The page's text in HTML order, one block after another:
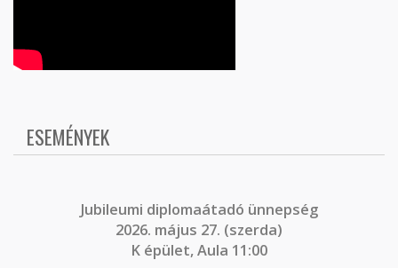
ESEMÉNYEK
Jubileumi diplomaátadó ünnepség
2026. május 27. (szerda)
K épület, Aula 11:00